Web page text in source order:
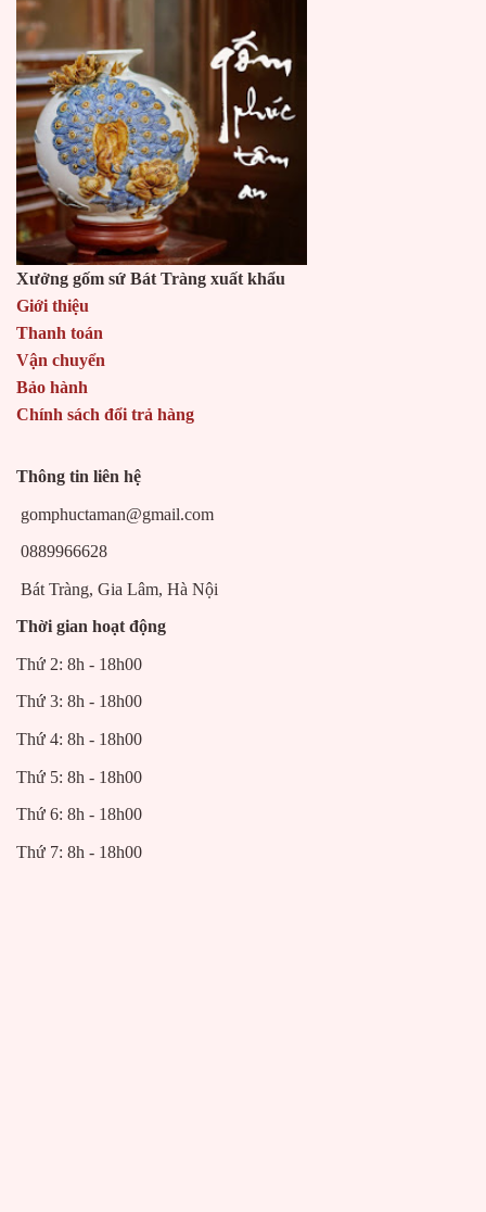
Xưởng gốm sứ Bát Tràng xuất khẩu
Giới thiệu
Thanh toán
Vận chuyển
Bảo hành
Chính sách đổi trả hàng
Thông tin liên hệ
gomphuctaman@gmail.com
0889966628
Bát Tràng, Gia Lâm, Hà Nội
Thời gian hoạt động
Thứ 2: 8h - 18h00
Thứ 3: 8h - 18h00
Thứ 4: 8h - 18h00
Thứ 5: 8h - 18h00
Thứ 6: 8h - 18h00
Thứ 7: 8h - 18h00